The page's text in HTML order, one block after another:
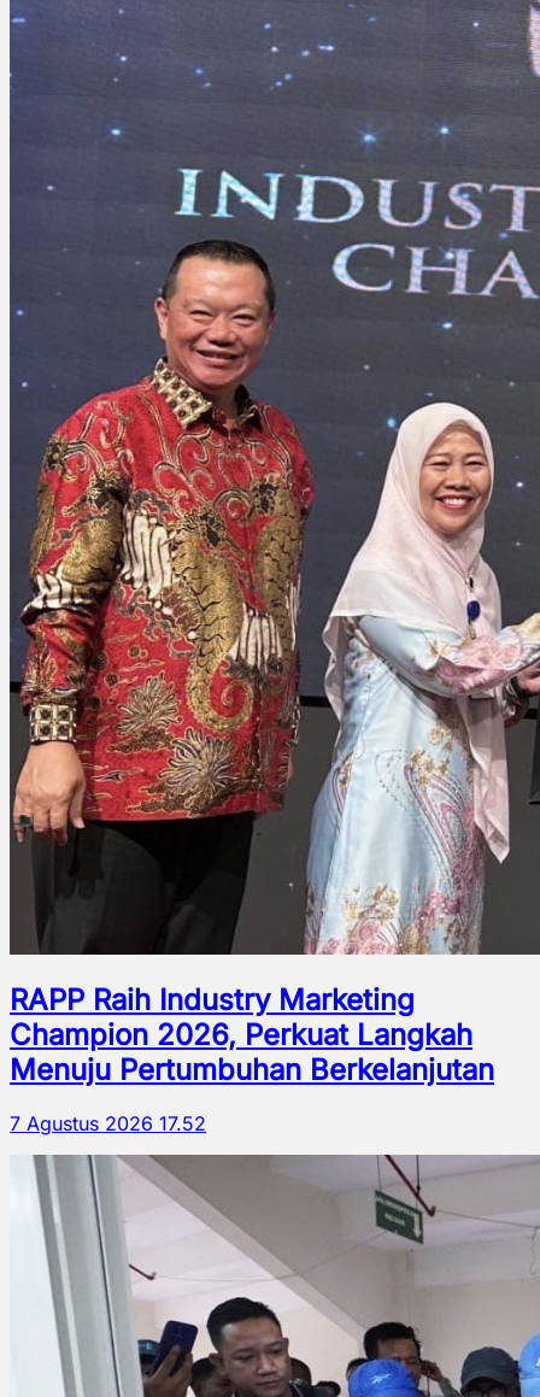
RAPP Raih Industry Marketing
Champion 2026, Perkuat Langkah
Menuju Pertumbuhan Berkelanjutan
7 Agustus 2026 17.52